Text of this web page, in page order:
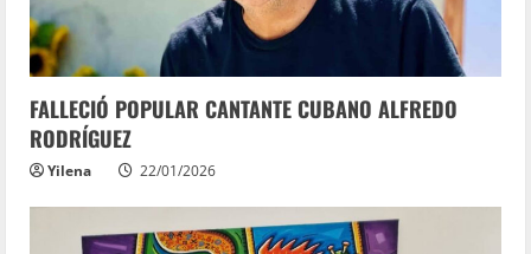
FALLECIÓ POPULAR CANTANTE CUBANO ALFREDO
RODRÍGUEZ
Yilena 22/01/2026